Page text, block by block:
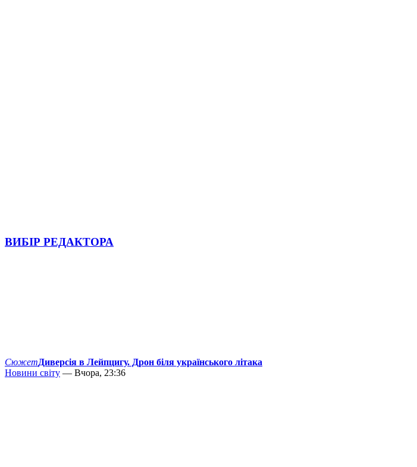
ВИБІР РЕДАКТОРА
СюжетДиверсія в Лейпцигу. Дрон біля українського літака
Новини світу — Вчора, 23:36